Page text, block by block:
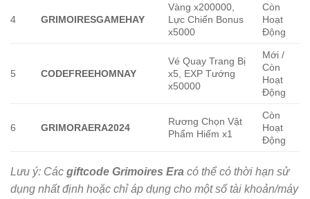
4 GRIMOIRESGAMEHAY
Vàng x200000,
Lực Chiến Bonus
x5000
Còn
Hoạt
Động
5 CODEFREEHOMNAY
Vé Quay Trang Bị
x5, EXP Tướng
x50000
Mới /
Còn
Hoạt
Động
6 GRIMORAERA2024
Rương Chọn Vật
Phẩm Hiếm x1
Còn
Hoạt
Động
Lưu ý: Các giftcode Grimoires Era có thể có thời hạn sử
dụng nhất định hoặc chỉ áp dụng cho một số tài khoản/máy